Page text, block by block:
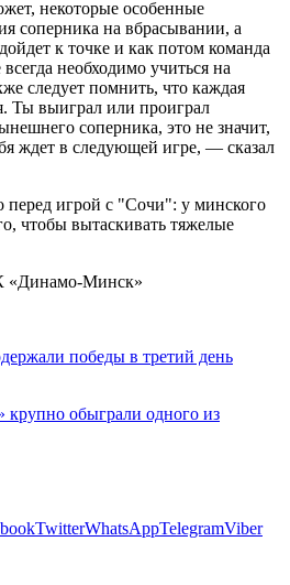
некоторые особенные
соперника на вбрасывании, а
к точке и как потом команда
необходимо учиться на
следует помнить, что каждая
Ты выиграл или проиграл
соперника, это не значит,
ждет в следующей игре, — сказал
«Динамо-Минск»
победы в третий день
обыграли одного из
TwitterWhatsAppTelegramViber